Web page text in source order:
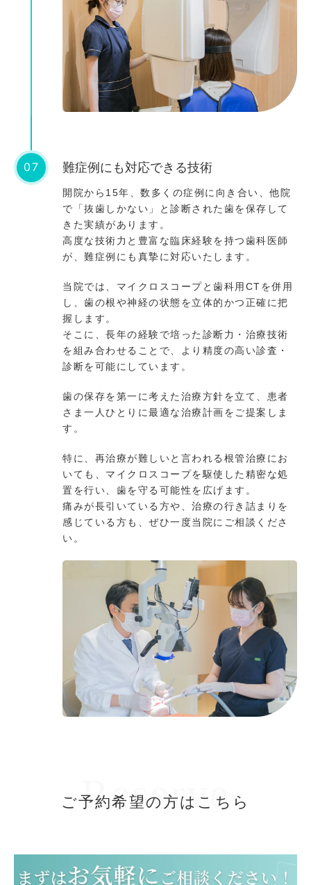
07 難症例にも対応できる技術
開院から15年、数多くの症例に向き合い、他院
で「抜歯しかない」と診断された歯を保存して
きた実績があります。
高度な技術力と豊富な臨床経験を持つ歯科医師
が、難症例にも真摯に対応いたします。
当院では、マイクロスコープと歯科用CTを併用
し、歯の根や神経の状態を立体的かつ正確に把
握します。
そこに、長年の経験で培った診断力・治療技術
を組み合わせることで、より精度の高い診査・
診断を可能にしています。
歯の保存を第一に考えた治療方針を立て、患者
さま一人ひとりに最適な治療計画をご提案しま
す。
特に、再治療が難しいと言われる根管治療にお
いても、マイクロスコープを駆使した精密な処
置を行い、歯を守る可能性を広げます。
痛みが長引いている方や、治療の行き詰まりを
感じている方も、ぜひ一度当院にご相談くださ
い。
Reserve
ご予約希望の方はこちら